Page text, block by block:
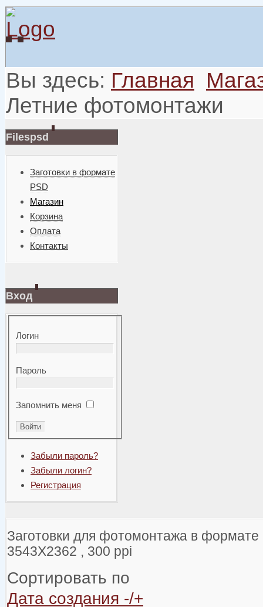
Вы здесь: Главная
Летние фотомонтажи
Filespsd
Заготовки в формате
PSD
Магазин
Корзина
Оплата
Контакты
Вход
Логин
Пароль
Запомнить меня
Забыли пароль?
Забыли логин?
Регистрация
Заготовки для фотомонтажа в
3543Х2362 , 300 ppi
Сортировать по
Дата создания -/+